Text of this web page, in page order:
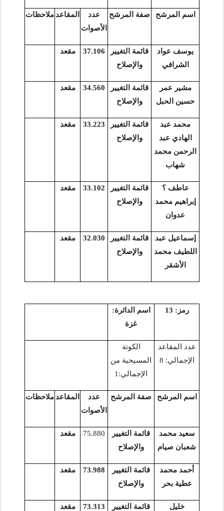
اسم المرشح صفة المرشح
عدد
الأصوات
المقاعد ملاحظات
يوسف عواد
الشرافي
قائمة التغيير
والإصلاح
37.106 مقعد
مشير عمر
حسين الحبل
قائمة التغيير
والإصلاح
34.560 مقعد
محمد عبد
الهادي عبد
الرحمن محمد
شهاب
قائمة التغيير
والإصلاح
33.223 مقعد
عاطف ؟
إبراهيم محمد
عدوان
قائمة التغيير
والإصلاح
33.102 مقعد
إسماعيل عبد
اللطيف محمد
الأشقر
قائمة التغيير
والإصلاح
32.030 مقعد
رمز: 13
اسم الدائرة:
غزة
عدد المقاعد
الإجمالي: 8
الكوتة
المسيحية من
الإجمالي:1
اسم المرشح صفة المرشح
عدد
الأصوات
المقاعد ملاحظات
سعيد محمد
شعبان صيام
قائمة التغيير
والإصلاح
75.880 مقعد
أحمد محمد
عطية بحر
قائمة التغيير
والإصلاح
73.988 مقعد
خليل
قائمة التغيير
73.313 مقعد